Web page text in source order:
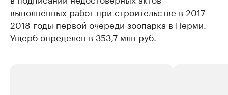
выполненных работ при строительстве в 2017-
2018 годы первой очереди зоопарка в Перми.
Ущерб определен в 353,7 млн руб.